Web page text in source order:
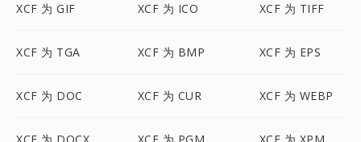
XCF 为 GIF XCF 为 ICO XCF 为 TIFF
XCF 为 TGA XCF 为 BMP XCF 为 EPS
XCF 为 DOC XCF 为 CUR XCF 为 WEBP